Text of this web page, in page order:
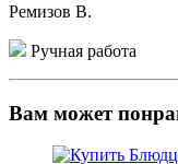
Ремизов В.
Ручная работа
Вам может